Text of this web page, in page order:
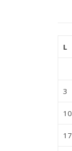
L
3
10
17